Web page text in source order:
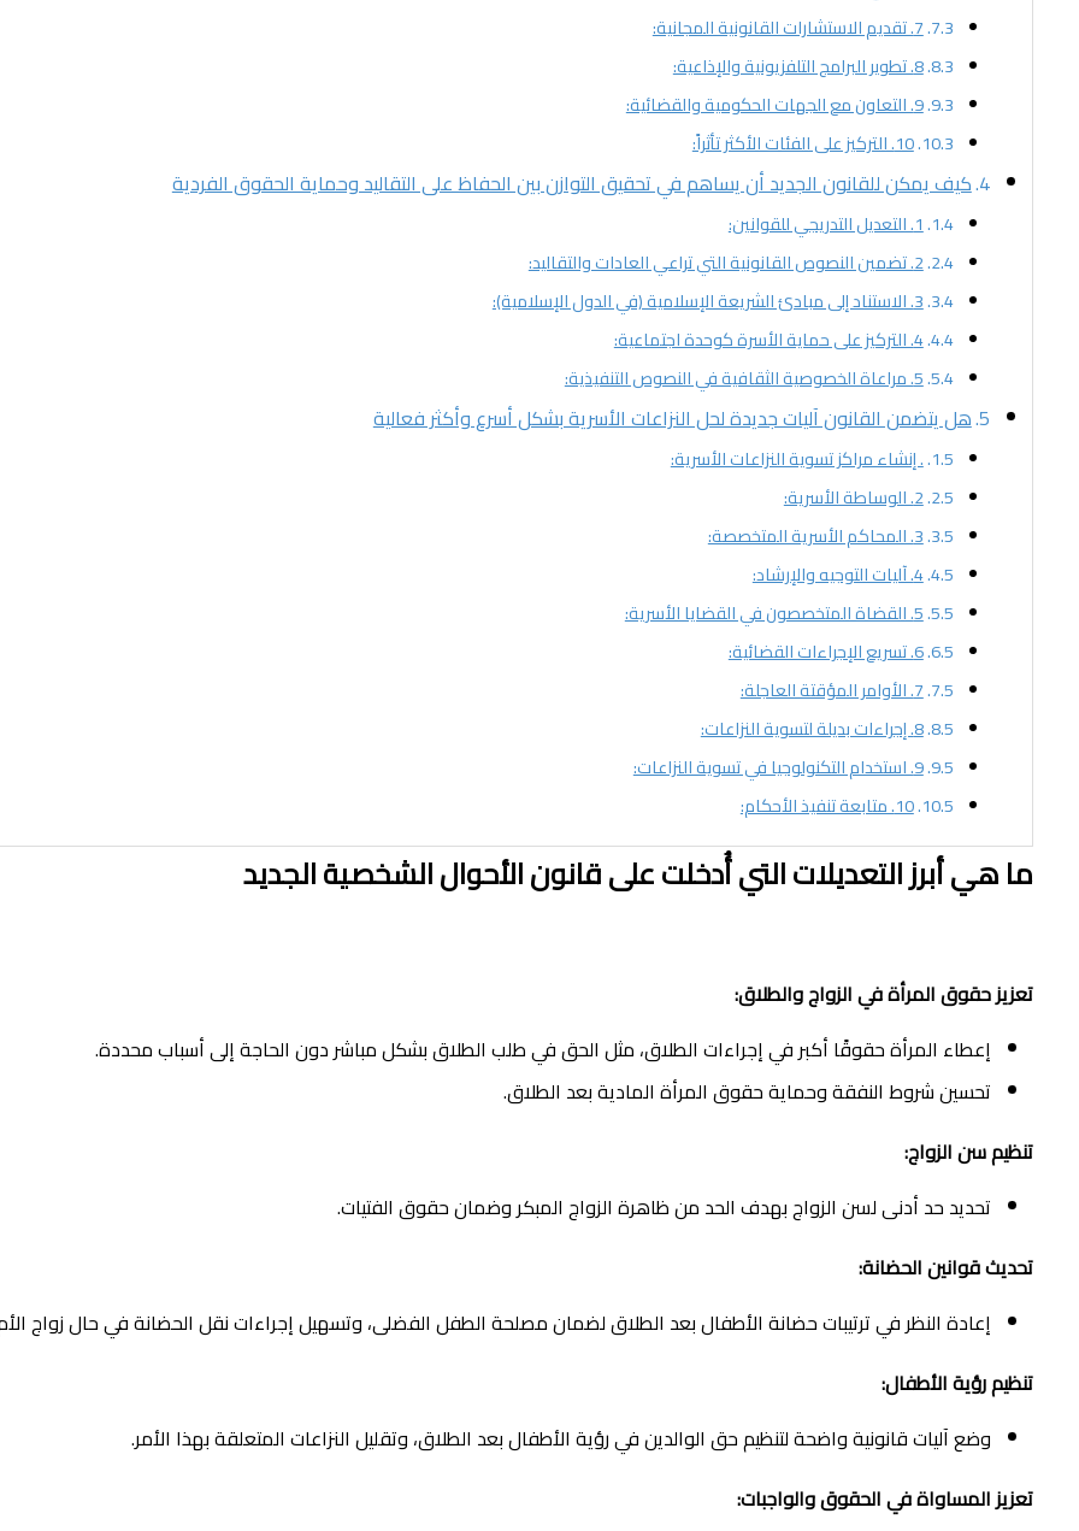
7. تقديم الاستشارات القانونية المجانية:
8. تطوير البرامج التلفزيونية والإذاعية:
9. التعاون مع الجهات الحكومية والقضائية:
10. التركيز على الفئات الأكثر تأثراً:
كيف يمكن للقانون الجديد أن يساهم في تحقيق التوازن بين الحفاظ على التقاليد وحماية الحقوق الفردية
1. التعديل التدريجي للقوانين:
2. تضمين النصوص القانونية التي تراعي العادات والتقاليد:
3. الاستناد إلى مبادئ الشريعة الإسلامية (في الدول الإسلامية):
4. التركيز على حماية الأسرة كوحدة اجتماعية:
5. مراعاة الخصوصية الثقافية في النصوص التنفيذية:
هل يتضمن القانون آليات جديدة لحل النزاعات الأسرية بشكل أسرع وأكثر فعالية
. إنشاء مراكز تسوية النزاعات الأسرية:
2. الوساطة الأسرية:
3. المحاكم الأسرية المتخصصة:
4. آليات التوجيه والإرشاد:
5. القضاة المتخصصون في القضايا الأسرية:
6. تسريع الإجراءات القضائية:
7. الأوامر المؤقتة العاجلة:
8. إجراءات بديلة لتسوية النزاعات:
9. استخدام التكنولوجيا في تسوية النزاعات:
10. متابعة تنفيذ الأحكام:
ما هي أبرز التعديلات التي أُدخلت على قانون الأحوال الشخصية الجديد
تعزيز حقوق المرأة في الزواج والطلاق:
إعطاء المرأة حقوقًا أكبر في إجراءات الطلاق، مثل الحق في طلب الطلاق بشكل مباشر دون الحاجة إلى أسباب محددة.
تحسين شروط النفقة وحماية حقوق المرأة المادية بعد الطلاق.
تنظيم سن الزواج:
تحديد حد أدنى لسن الزواج بهدف الحد من ظاهرة الزواج المبكر وضمان حقوق الفتيات.
تحديث قوانين الحضانة:
إعادة النظر في ترتيبات حضانة الأطفال بعد الطلاق لضمان مصلحة الطفل الفضلى، وتسهيل إجراءات نقل الحضانة في حال زواج
تنظيم رؤية الأطفال:
وضع آليات قانونية واضحة لتنظيم حق الوالدين في رؤية الأطفال بعد الطلاق، وتقليل النزاعات المتعلقة بهذا الأمر.
تعزيز المساواة في الحقوق والواجبات: